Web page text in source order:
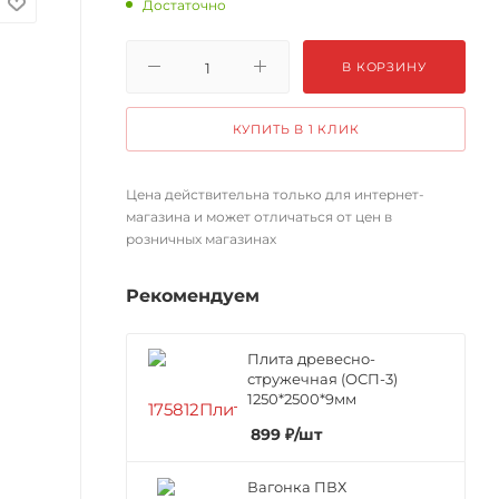
Достаточно
В КОРЗИНУ
КУПИТЬ В 1 КЛИК
Цена действительна только для интернет-
магазина и может отличаться от цен в
розничных магазинах
Рекомендуем
Плита древесно-
стружечная (ОСП-3)
1250*2500*9мм
899 ₽/шт
Вагонка ПВХ